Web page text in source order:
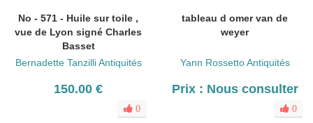
No - 571 - Huile sur toile ,
vue de Lyon signé Charles
Basset
Bernadette Tanzilli Antiquités
150.00 €
0
tableau d omer van de
weyer
Yann Rossetto Antiquités
Prix : Nous consulter
0